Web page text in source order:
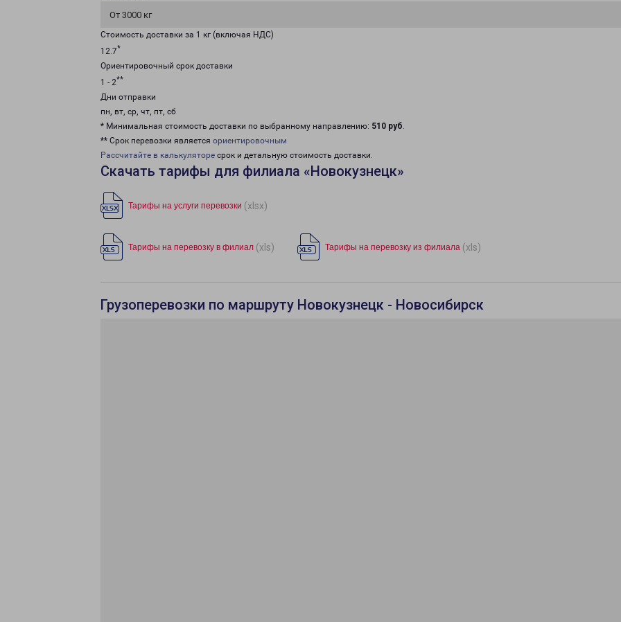
От 3000 кг
Стоимость доставки за 1 кг (включая НДС)
12.7*
Ориентировочный срок доставки
1 - 2**
Дни отправки
пн, вт, ср, чт, пт, сб
* Минимальная стоимость доставки по выбранному направлению: 510 руб.
** Срок перевозки является ориентировочным
Рассчитайте в калькуляторе срок и детальную стоимость доставки.
Скачать тарифы для филиала «Новокузнецк»
Тарифы на услуги перевозки (xlsx)
Тарифы на перевозку в филиал (xls) Тарифы на перевозку из филиала (xls)
Грузоперевозки по маршруту Новокузнецк - Новосибирск